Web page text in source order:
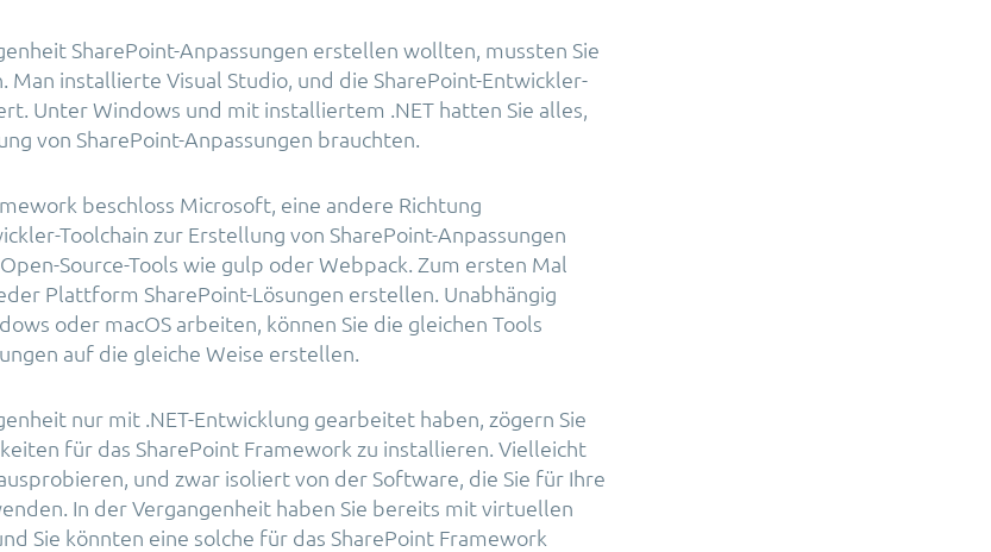
SharePoint-Anpassungen erstellen wollten, mussten Sie
Man installierte Visual Studio, und die SharePoint-Entwickler-
Unter Windows und mit installiertem .NET hatten Sie alles,
von SharePoint-Anpassungen brauchten.
beschloss Microsoft, eine andere Richtung
Toolchain zur Erstellung von SharePoint-Anpassungen
Source-Tools wie gulp oder Webpack. Zum ersten Mal
Plattform SharePoint-Lösungen erstellen. Unabhängig
oder macOS arbeiten, können Sie die gleichen Tools
auf die gleiche Weise erstellen.
nur mit .NET-Entwicklung gearbeitet haben, zögern Sie
für das SharePoint Framework zu installieren. Vielleicht
und zwar isoliert von der Software, die Sie für Ihre
In der Vergangenheit haben Sie bereits mit virtuellen
Sie könnten eine solche für das SharePoint Framework